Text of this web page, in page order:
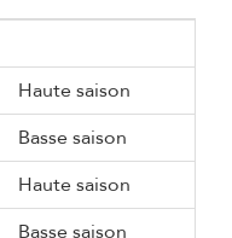
Haute saison
Basse saison
Haute saison
Basse saison